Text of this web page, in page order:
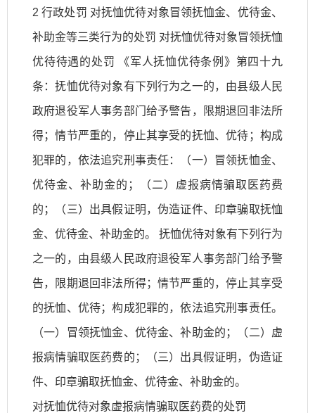
2 行政处罚 对抚恤优待对象冒领抚恤金、优待金、
补助金等三类行为的处罚 对抚恤优待对象冒领抚恤
优待待遇的处罚 《军人抚恤优待条例》第四十九
条：抚恤优待对象有下列行为之一的，由县级人民
政府退役军人事务部门给予警告，限期退回非法所
得；情节严重的，停止其享受的抚恤、优待；构成
犯罪的，依法追究刑事责任：（一）冒领抚恤金、
优待金、补助金的；（二）虚报病情骗取医药费
的；（三）出具假证明，伪造证件、印章骗取抚恤
金、优待金、补助金的。 抚恤优待对象有下列行为
之一的，由县级人民政府退役军人事务部门给予警
告，限期退回非法所得；情节严重的，停止其享受
的抚恤、优待；构成犯罪的，依法追究刑事责任。
（一）冒领抚恤金、优待金、补助金的；（二）虚
报病情骗取医药费的；（三）出具假证明，伪造证
件、印章骗取抚恤金、优待金、补助金的。
对抚恤优待对象虚报病情骗取医药费的处罚